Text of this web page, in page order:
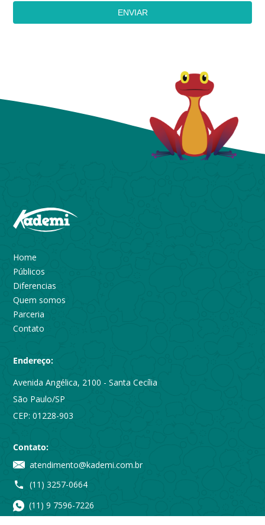
ENVIAR
Home
Públicos
Diferencias
Quem somos
Parceria
Contato
Endereço:
Avenida Angélica, 2100 - Santa Cecília
São Paulo/SP
CEP: 01228-903
Contato:
atendimento@kademi.com.br
(11) 3257-0664
(11) 9 7596-7226